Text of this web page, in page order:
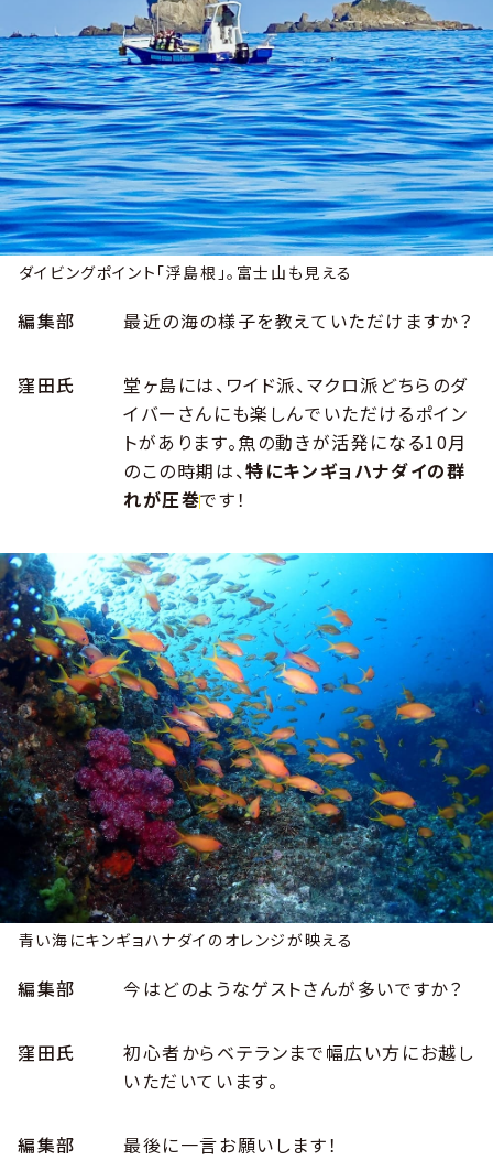
ダイビングポイント「浮島根」。富士山も見える
編集部 最近の海の様子を教えていただけますか？
窪田氏
堂ヶ島には、ワイド派、マクロ派どちらのダ
イバーさんにも楽しんでいただけるポイン
トがあります。魚の動きが活発になる10月
のこの時期は、特にキンギョハナダイの群
れが圧巻です！
青い海にキンギョハナダイのオレンジが映える
編集部 今はどのようなゲストさんが多いですか？
窪田氏
初心者からベテランまで幅広い方にお越し
いただいています。
編集部 最後に一言お願いします！